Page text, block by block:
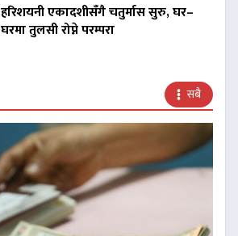
हरिशयनी एकादशीसँगै चतुर्मास सुरु, घर–
घरमा तुलसी रोप्ने परम्परा
सबै